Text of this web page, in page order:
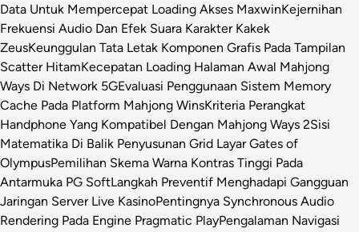
Data Untuk Mempercepat Loading Akses MaxwinKejernihan
Frekuensi Audio Dan Efek Suara Karakter Kakek
ZeusKeunggulan Tata Letak Komponen Grafis Pada Tampilan
Scatter HitamKecepatan Loading Halaman Awal Mahjong
Ways Di Network 5GEvaluasi Penggunaan Sistem Memory
Cache Pada Platform Mahjong WinsKriteria Perangkat
Handphone Yang Kompatibel Dengan Mahjong Ways 2Sisi
Matematika Di Balik Penyusunan Grid Layar Gates of
OlympusPemilihan Skema Warna Kontras Tinggi Pada
Antarmuka PG SoftLangkah Preventif Menghadapi Gangguan
Jaringan Server Live KasinoPentingnya Synchronous Audio
Rendering Pada Engine Pragmatic PlayPengalaman Navigasi